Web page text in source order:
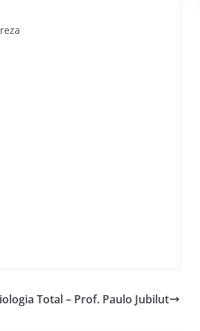
Total – Prof. Paulo Jubilut